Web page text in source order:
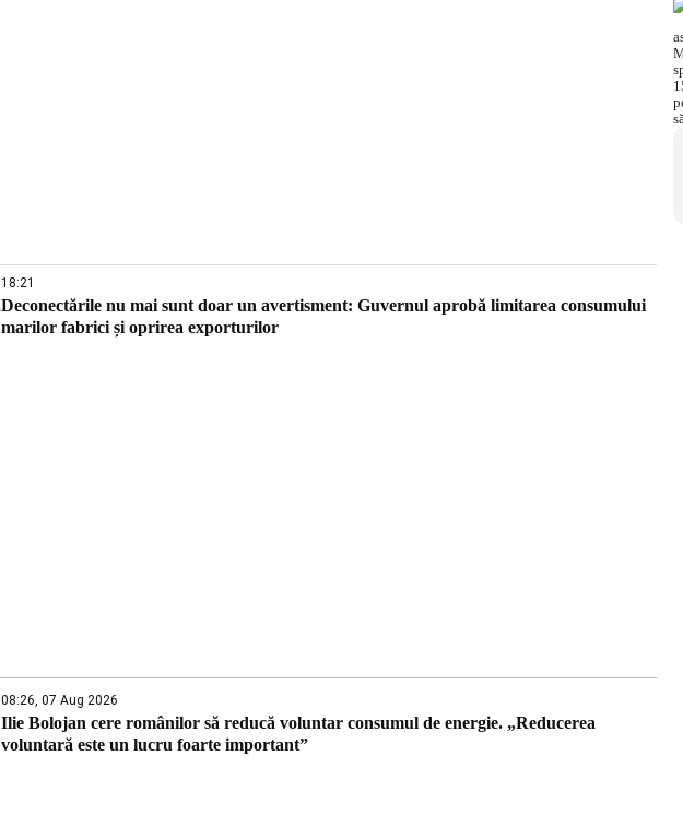
18:21
Deconectările nu mai sunt doar un avertisment: Guvernul aprobă limitarea consumului
marilor fabrici și oprirea exporturilor
08:26, 07 Aug 2026
Ilie Bolojan cere românilor să reducă voluntar consumul de energie. „Reducerea
voluntară este un lucru foarte important”